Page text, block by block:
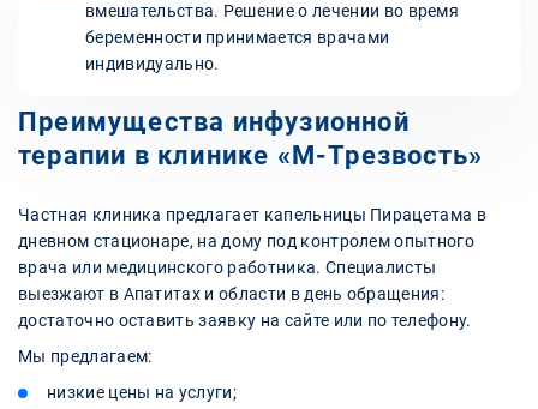
вмешательства. Решение о лечении во время
беременности принимается врачами
индивидуально.
Преимущества инфузионной
терапии в клинике «М-Трезвость»
Частная клиника предлагает капельницы Пирацетама в
дневном стационаре, на дому под контролем опытного
врача или медицинского работника. Специалисты
выезжают в Апатитах и области в день обращения:
достаточно оставить заявку на сайте или по телефону.
Мы предлагаем:
низкие цены на услуги;